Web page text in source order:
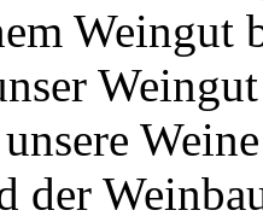
Weingut
der